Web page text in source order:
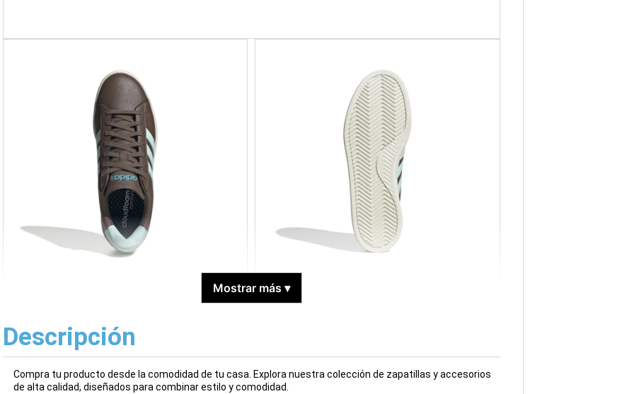
Mostrar más ▾
Descripción
Compra tu producto desde la comodidad de tu casa. Explora nuestra colección de zapatillas y accesorios
de alta calidad, diseñados para combinar estilo y comodidad.